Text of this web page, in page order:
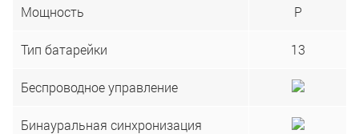
Мощность P
Тип батарейки 13
Беспроводное управление
Бинауральная синхронизация